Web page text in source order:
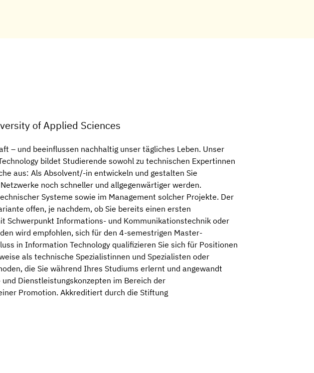
of Applied Sciences
– und beeinflussen nachhaltig unser tägliches Leben. Unser
bildet Studierende sowohl zu technischen Expertinnen
aus: Als Absolvent/-in entwickeln und gestalten Sie
noch schneller und allgegenwärtiger werden.
Systeme sowie im Management solcher Projekte. Der
offen, je nachdem, ob Sie bereits einen ersten
Schwerpunkt Informations- und Kommunikationstechnik oder
wird empfohlen, sich für den 4-semestrigen Master-
in Information Technology qualifizieren Sie sich für Positionen
als technische Spezialistinnen und Spezialisten oder
die Sie während Ihres Studiums erlernt und angewandt
Dienstleistungskonzepten im Bereich der
Promotion. Akkreditiert durch die Stiftung